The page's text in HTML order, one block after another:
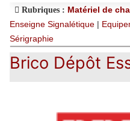
Rubriques : Matériel de
Enseigne Signalétique |
Sérigraphie
Brico Dépôt